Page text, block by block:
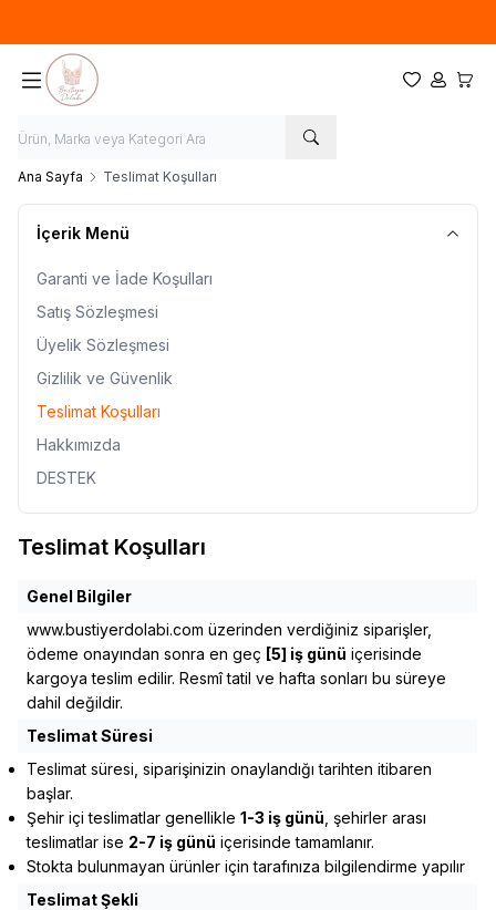
Favorilerim
Hesabım
Ana Sayfa Teslimat Koşulları
İçerik Menü
Garanti ve İade Koşulları
Satış Sözleşmesi
Üyelik Sözleşmesi
Gizlilik ve Güvenlik
Teslimat Koşulları
Hakkımızda
DESTEK
Teslimat Koşulları
Genel Bilgiler
www.bustiyerdolabi.com üzerinden verdiğiniz siparişler,
ödeme onayından sonra en geç [5] iş günü içerisinde
kargoya teslim edilir. Resmî tatil ve hafta sonları bu süreye
dahil değildir.
Teslimat Süresi
Teslimat süresi, siparişinizin onaylandığı tarihten itibaren
başlar.
Şehir içi teslimatlar genellikle 1-3 iş günü , şehirler arası
teslimatlar ise 2-7 iş günü içerisinde tamamlanır.
Stokta bulunmayan ürünler için tarafınıza bilgilendirme yapılır
Teslimat Şekli